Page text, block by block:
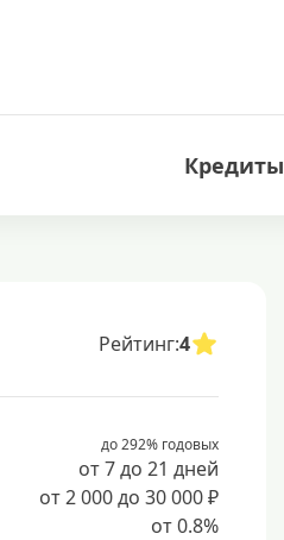
Кредиты
Рейтинг:4
до 292% годовых
от 7 до 21 дней
от 2 000 до 30 000 ₽
от 0.8%